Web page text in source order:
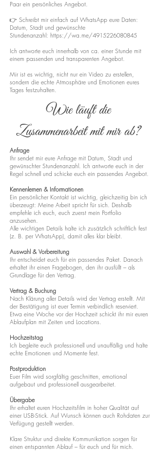
Paar ein persönliches Angebot.
👉 Schreibt mir einfach auf WhatsApp eure Daten:
Datum, Stadt und gewünschte
Stundenanzahl: https://wa.me/4915226080845
Ich antworte euch innerhalb von ca. einer Stunde mit
einem passenden und transparenten Angebot.
Mir ist es wichtig, nicht nur ein Video zu erstellen,
sondern die echte Atmosphäre und Emotionen eures
Tages festzuhalten.
Wie läuft die
Zusammenarbeit mit mir ab?
Anfrage
Ihr sendet mir eure Anfrage mit Datum, Stadt und
gewünschter Stundenanzahl. Ich antworte euch in der
Regel schnell und schicke euch ein passendes Angebot.
Kennenlernen & Informationen
Ein persönlicher Kontakt ist wichtig, gleichzeitig bin ich
überzeugt: Meine Arbeit spricht für sich. Deshalb
empfehle ich euch, euch zuerst mein Portfolio
anzusehen.
Alle wichtigen Details halte ich zusätzlich schriftlich fest
(z. B. per WhatsApp), damit alles klar bleibt.
Auswahl & Vorbereitung
Ihr entscheidet euch für ein passendes Paket. Danach
erhaltet ihr einen Fragebogen, den ihr ausfüllt – als
Grundlage für den Vertrag.
Vertrag & Buchung
Nach Klärung aller Details wird der Vertrag erstellt. Mit
der Bestätigung ist euer Termin verbindlich reserviert.
Etwa eine Woche vor der Hochzeit schickt ihr mir euren
Ablaufplan mit Zeiten und Locations.
Hochzeitstag
Ich begleite euch professionell und unauffällig und halte
echte Emotionen und Momente fest.
Postproduktion
Euer Film wird sorgfältig geschnitten, emotional
aufgebaut und professionell ausgearbeitet.
Übergabe
Ihr erhaltet euren Hochzeitsfilm in hoher Qualität auf
einer USB-Stick. Auf Wunsch können auch Rohdaten zur
Verfügung gestellt werden.
Klare Struktur und direkte Kommunikation sorgen für
einen entspannten Ablauf – für euch und für mich.